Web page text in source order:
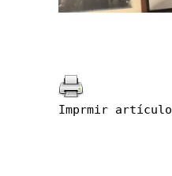
Imprmir artículo